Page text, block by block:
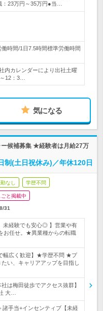
23万円～35万円●当…
時間/1日7.5時間標準労働時間
内カレンダーにより出社土曜
12：3…
気になる
候補募集 ★経験者は月給27万
制(土日祝休み)／年休120日
なし 学歴不問
と掲載中
31
未経験でも安心◎ 】営業や有
お任せ。★異業種からの転職
幅広く歓迎】★学歴不問 ★プ
い、キャリアアップを目指し
は梅田徒歩でアクセス抜群】
大…
諸手当+インセンティブ【未経